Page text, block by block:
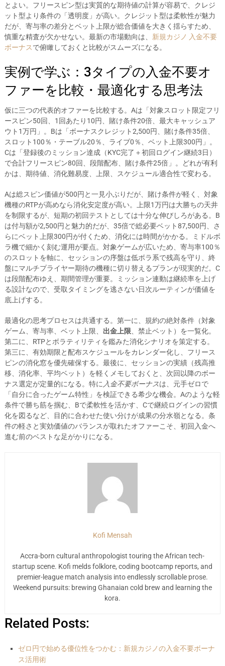
とよい。フリースピン型は実質的な期待値の計算が容易で、クレジ
ット型より条件の「透明度」が高い。クレジット型は柔軟性が魅力
だが、寄与率の差分とベット上限が総合価値を大きく揺らすため、
慎重な精査が欠かせない。最新の市場動向は、 新規カジノ 入金不要
ボーナスで俯瞰しておくと比較がスムーズになる。
実例で学ぶ：3タイプの入金不要オ
ファーを比較・最適化する思考法
仮に三つの代表的オファーを比較する。Aは「対象スロット限定フリ
ースピン50回、1回あたり10円、賭け条件20倍、最大キャッシュア
ウト1万円」。Bは「ボーナスクレジット2,500円、賭け条件35倍、
スロット100％・テーブル20％、ライブ0％、ベット上限300円」。
Cは「登録後のミッション達成（KYC完了＋初回ログイン継続3日）
で合計フリースピン80回、段階配布、賭け条件25倍」。どれが有利
かは、期待値、消化難易度、上限、スケジュール適合性で変わる。
Aは総スピン価値が500円と一見小ぶりだが、賭け条件が軽く、対象
機種のRTPが高めなら消化安定度が高い。上限1万円は大勝ちの天井
を制限するが、短期の初回テストとしては十分な伸びしろがある。B
は付与額が2,500円と魅力的だが、35倍で総必要ベット87,500円、さ
らにベット上限300円が付くため、消化には時間がかかる。ミドルボ
ラ機で細かく刻む運用が要点。対象ゲームが広いため、寄与率100％
のスロットを軸に、セッションの序盤は低ボラ系で残高を守り、終
盤にマルチプライヤー期待の機種に切り替えるプランが現実的だ。C
は段階配布ゆえ、期間管理が重要。ミッション連動は継続率を上げ
る設計なので、受取タイミングを逃さない日次ルーティンが価値を
底上げする。
最適化の思考プロセスは共通する。第一に、規約の絶対条件（対象
ゲーム、寄与率、ベット上限、 出金上限 、禁止ベット）を一覧化。
第二に、RTPとボラティリティを鑑みた消化シナリオを策定する。
第三に、有効期限と配布スケジュールをカレンダー化し、フリース
ピンの消化窓を優先確保する。最後に、セッションの実績（残高推
移、消化率、平均ベット）を軽くメモしておくと、次回以降のボー
ナス選定が定量的になる。特に 入金不要ボーナスは、元手ゼロで
「自分に合ったゲーム特性」を検証できる希少な機会。Aのような軽
条件で勝ち筋を掴む、Bで柔軟性を活かす、Cで継続ログインの習慣
化を図るなど、目的に合わせた使い分けが成果の分水嶺となる。条
件の軽さと実効価値のバランスが取れたオファーこそ、初回入金へ
進む前のベストな足がかりになる。
Kofi Mensah
Accra-born cultural anthropologist touring the African tech-
startup scene. Kofi melds folklore, coding bootcamp reports, and
premier-league match analysis into endlessly scrollable prose.
Weekend pursuits: brewing Ghanaian cold brew and learning the
kora.
Related Posts:
ゼロ円で始める優位性をつかむ：新規カジノの入金不要ボーナ
ス活用術